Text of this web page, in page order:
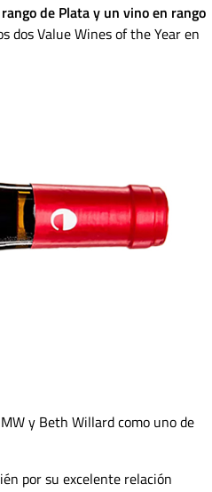
de Plata y un vino en rango
dos Value Wines of the Year en
y Beth Willard como uno de
por su excelente relación